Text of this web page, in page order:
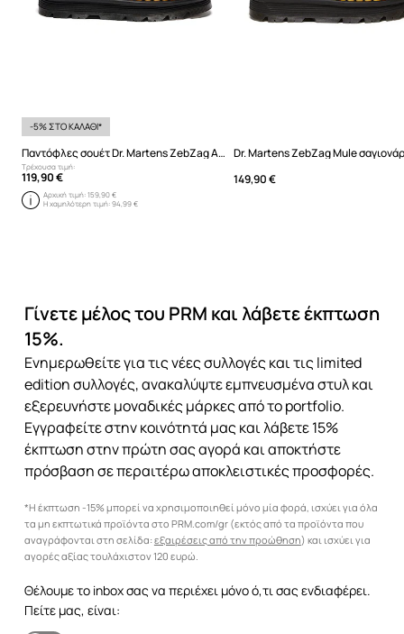
-5% ΣΤΟ ΚΑΛΑΘΙ*
Παντόφλες σουέτ Dr. Martens ZebZag AnyWair Mule
Τρέχουσα τιμή:
119,90 €
Αρχική τιμή:159,90 €
Η χαμηλότερη τιμή:94,99 €
149,90 €
Γίνετε μέλος του PRM και λάβετε έκπτωση
15%.
Ενημερωθείτε για τις νέες συλλογές και τις limited
edition συλλογές, ανακαλύψτε εμπνευσμένα στυλ και
εξερευνήστε μοναδικές μάρκες από το portfolio.
Εγγραφείτε στην κοινότητά μας και λάβετε 15%
έκπτωση στην πρώτη σας αγορά και αποκτήστε
πρόσβαση σε περαιτέρω αποκλειστικές προσφορές.
*Η έκπτωση -15% μπορεί να χρησιμοποιηθεί μόνο μία φορά, ισχύει για όλα
τα μη εκπτωτικά προϊόντα στο PRM.com/gr (εκτός από τα προϊόντα που
αναγράφονται στη σελίδα: εξαιρέσεις από την προώθηση) και ισχύει για
αγορές αξίας τουλάχιστον 120 ευρώ.
Θέλουμε το inbox σας να περιέχει μόνο ό,τι σας ενδιαφέρει.
Πείτε μας, είναι: